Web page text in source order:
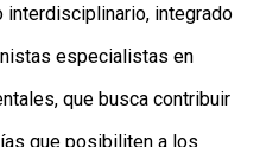
interdisciplinario, integrado
especialistas en
que busca contribuir
que posibiliten a los